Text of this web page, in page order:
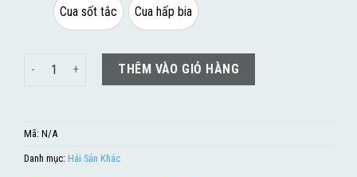
Cua sốt tắc Cua hấp bia
Cua số lượng THÊM VÀO GIỎ HÀNG
Mã: N/A
Danh mục: Hải Sản Khác